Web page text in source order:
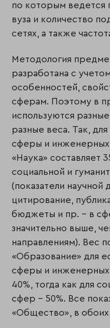
по которым ведется
вуза и количество
сетях, а также
Методология
разработана с
особенностей,
сферам. Поэтому в
используются
разные веса. Так,
сферы и инженерных
«Наука» составляет
социальной и
(показатели научной
цитирование,
бюджеты и пр. – в
значительно выше,
направлениям). Вес
«Образование» для
сферы и инженерных
40%, тогда как для
сфер – 50%. Все
«Общество», в обоих